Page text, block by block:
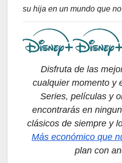
su hija en un mundo que
Disfruta de las
cualquier momento y
Series, películas y
encontrarás en
clásicos de siempre y
Más económico que
plan con